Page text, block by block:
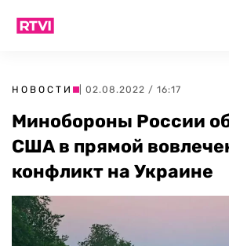
НОВОСТИ | 02.08.2022 / 16:17
Минобороны России
США в прямой
конфликт на Украине